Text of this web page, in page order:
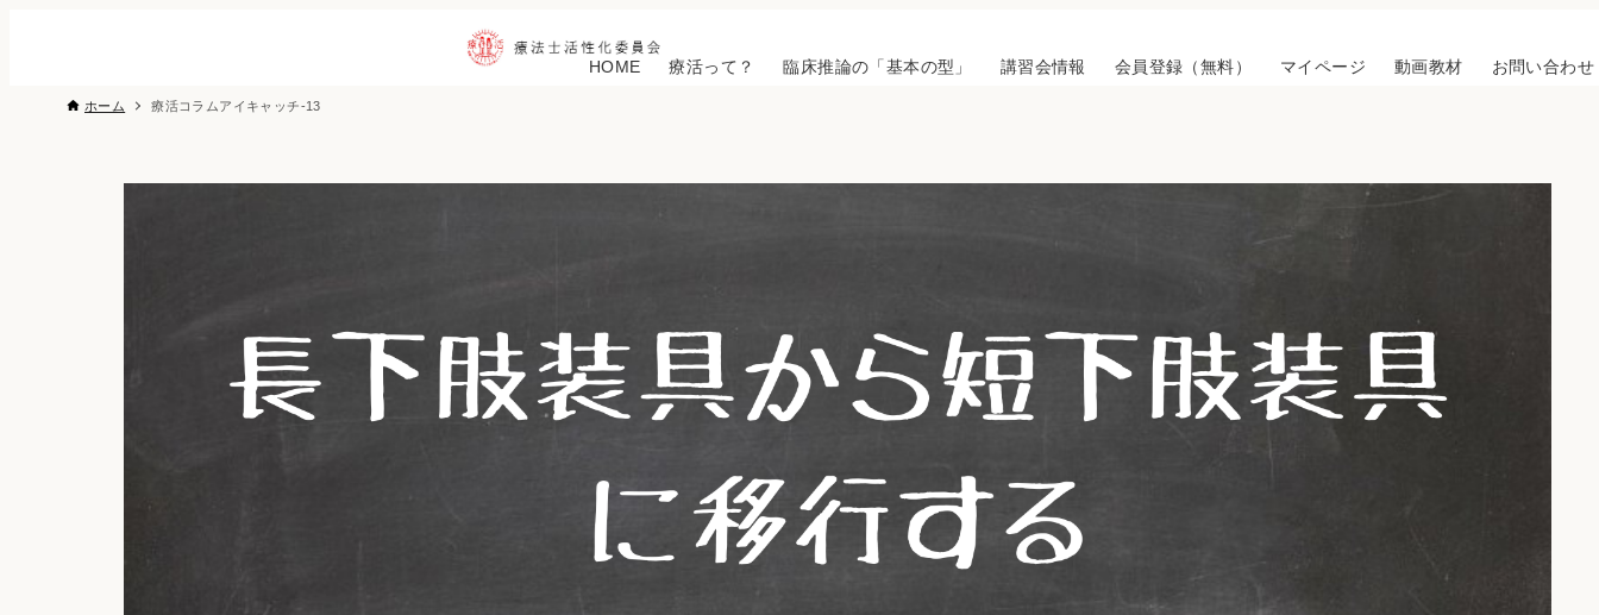
HOME 療活って？ 臨床推論の「基本の型」 講習会情報 会員登録（無料） マイページ 動画教材 お問い合わせ
ホーム 療活コラムアイキャッチ-13